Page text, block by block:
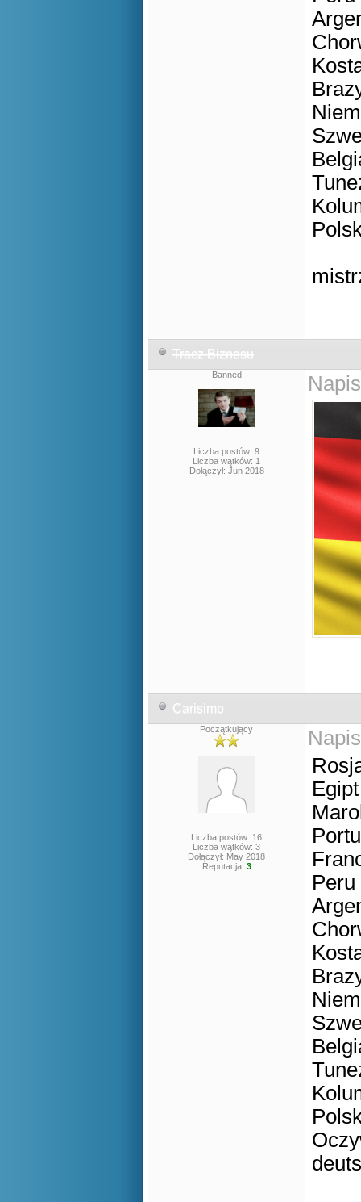
Tracz Biznesu
Banned
Liczba postów: 9
Liczba wątków: 1
Dołączył: Jun 2018
Carisimo
Początkujący
Liczba postów: 16
Liczba wątków: 3
Dołączył: May 2018
Reputacja: 3